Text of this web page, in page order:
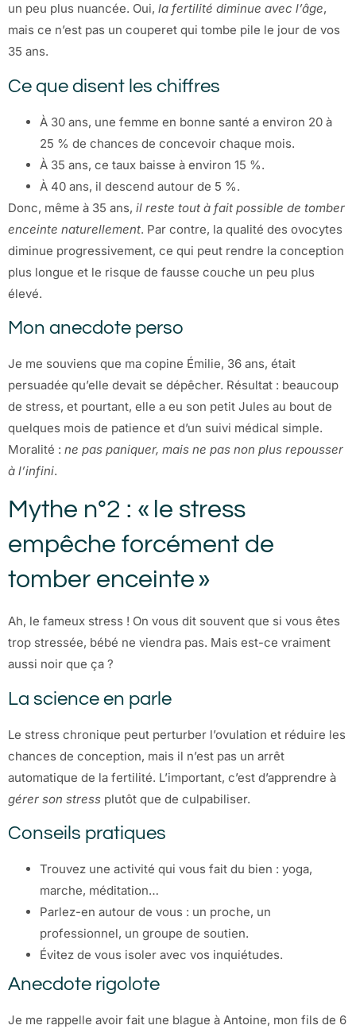
un peu plus nuancée. Oui, la fertilité diminue avec l’âge,
mais ce n’est pas un couperet qui tombe pile le jour de vos
35 ans.
Ce que disent les chiffres
À 30 ans, une femme en bonne santé a environ 20 à
25 % de chances de concevoir chaque mois.
À 35 ans, ce taux baisse à environ 15 %.
À 40 ans, il descend autour de 5 %.
Donc, même à 35 ans, il reste tout à fait possible de tomber
enceinte naturellement. Par contre, la qualité des ovocytes
diminue progressivement, ce qui peut rendre la conception
plus longue et le risque de fausse couche un peu plus
élevé.
Mon anecdote perso
Je me souviens que ma copine Émilie, 36 ans, était
persuadée qu’elle devait se dépêcher. Résultat : beaucoup
de stress, et pourtant, elle a eu son petit Jules au bout de
quelques mois de patience et d’un suivi médical simple.
Moralité : ne pas paniquer, mais ne pas non plus repousser
à l’infini.
Mythe n°2 : « le stress
empêche forcément de
tomber enceinte »
Ah, le fameux stress ! On vous dit souvent que si vous êtes
trop stressée, bébé ne viendra pas. Mais est-ce vraiment
aussi noir que ça ?
La science en parle
Le stress chronique peut perturber l’ovulation et réduire les
chances de conception, mais il n’est pas un arrêt
automatique de la fertilité. L’important, c’est d’apprendre à
gérer son stress plutôt que de culpabiliser.
Conseils pratiques
Trouvez une activité qui vous fait du bien : yoga,
marche, méditation…
Parlez-en autour de vous : un proche, un
professionnel, un groupe de soutien.
Évitez de vous isoler avec vos inquiétudes.
Anecdote rigolote
Je me rappelle avoir fait une blague à Antoine, mon fils de 6